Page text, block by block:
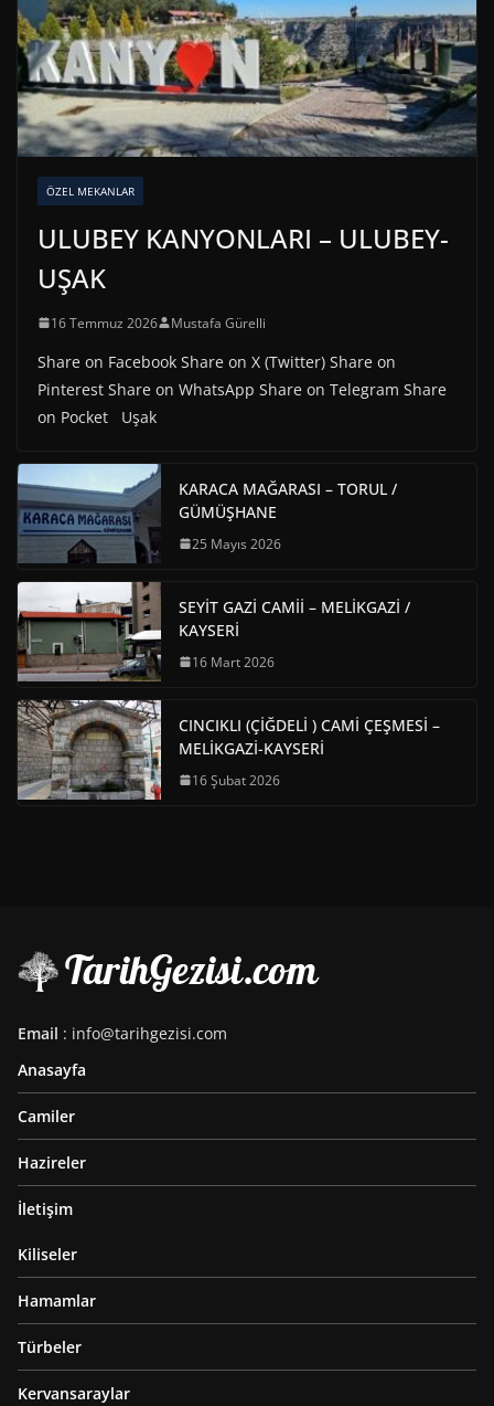
ÖZEL MEKANLAR
ULUBEY KANYONLARI – ULUBEY-
UŞAK
16 Temmuz 2026 Mustafa Gürelli
Share on Facebook Share on X (Twitter) Share on
Pinterest Share on WhatsApp Share on Telegram Share
on Pocket Uşak
KARACA MAĞARASI – TORUL /
GÜMÜŞHANE
25 Mayıs 2026
SEYİT GAZİ CAMİİ – MELİKGAZİ /
KAYSERİ
16 Mart 2026
CINCIKLI (ÇİĞDELİ ) CAMİ ÇEŞMESİ –
MELİKGAZİ-KAYSERİ
16 Şubat 2026
Email : info@tarihgezisi.com
Anasayfa
Camiler
Hazireler
İletişim
Kiliseler
Hamamlar
Türbeler
Kervansaraylar